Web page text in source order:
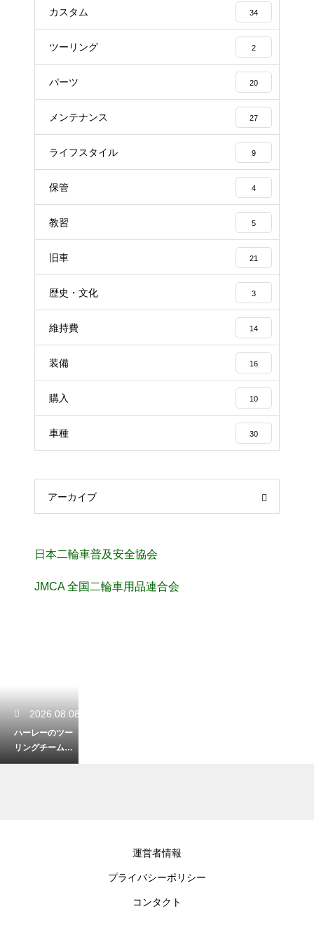
カスタム 34
ツーリング 2
パーツ 20
メンテナンス 27
ライフスタイル 9
保管 4
教習 5
旧車 21
歴史・文化 3
維持費 14
装備 16
購入 10
車種 30
アーカイブ
日本二輪車普及安全協会
JMCA 全国二輪車用品連合会
2026.08.08
ハーレーのツー
リングチームへ
の入り方！気の
運営者情報
プライバシーポリシー
コンタクト